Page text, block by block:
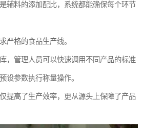
辅料的添加配比，系统都能确保每个环节
严格的食品生产线。
，管理人员可以快速调用不同产品的标准
设参数执行称量操作。
提高了生产效率，更从源头上保障了产品